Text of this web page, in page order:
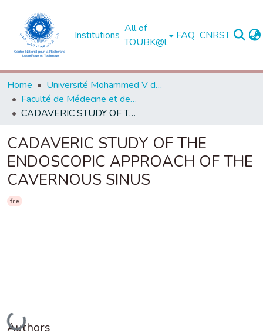
Institutions
All of
TOUBK@l
FAQ CNRST
Home
Université Mohammed V de Rabat
Faculté de Médecine et de Pharmacie - Rabat
CADAVERIC STUDY OF THE ENDOSCOPIC APPROACH OF THE CAVERNOUS SINUS
CADAVERIC STUDY OF THE
ENDOSCOPIC APPROACH OF THE
CAVERNOUS SINUS
fre
Loading...
Authors